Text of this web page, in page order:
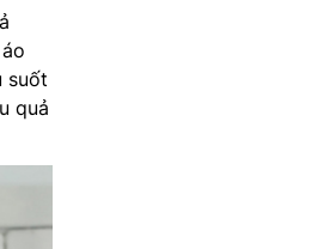
suốt
quả